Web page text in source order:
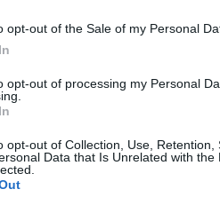
opt-out of the Sale of my Personal
opt-out of processing my Personal
opt-out of Collection, Use, Retention,
Data that Is Unrelated with the
firme non ci